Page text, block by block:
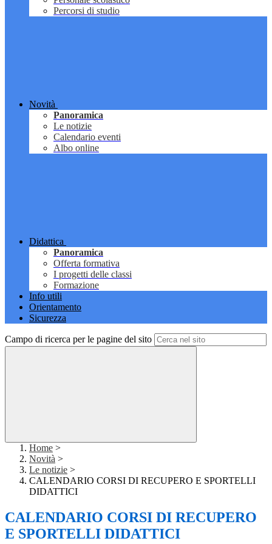
Percorsi di studio
Novità
Panoramica
Le notizie
Calendario eventi
Albo online
Didattica
Panoramica
Offerta formativa
I progetti delle classi
Formazione
Info utili
Orientamento
Sicurezza
Campo di ricerca per le pagine del sito
Home >
Novità >
Le notizie >
CALENDARIO CORSI DI RECUPERO E SPORTELLI
DIDATTICI
CALENDARIO CORSI DI RECUPERO
E SPORTELLI DIDATTICI